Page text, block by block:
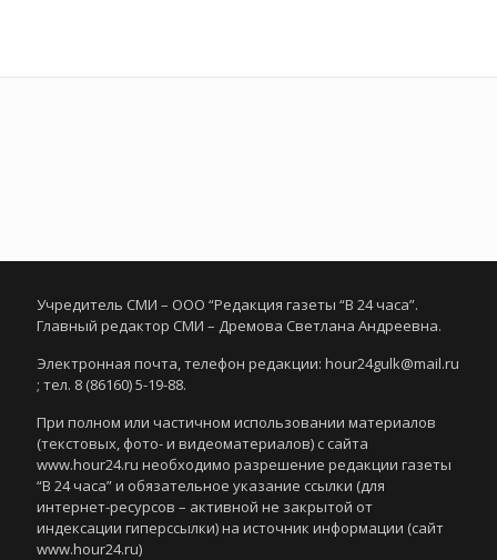
Учредитель СМИ – ООО “Редакция газеты “В 24 часа”.
Главный редактор СМИ – Дремова Светлана Андреевна.
Электронная почта, телефон редакции: hour24gulk@mail.ru
; тел. 8 (86160) 5-19-88.
При полном или частичном использовании материалов
(текстовых, фото- и видеоматериалов) с сайта
www.hour24.ru необходимо разрешение редакции газеты
“В 24 часа” и обязательное указание ссылки (для
интернет-ресурсов – активной не закрытой от
индексации гиперссылки) на источник информации (сайт
www.hour24.ru)